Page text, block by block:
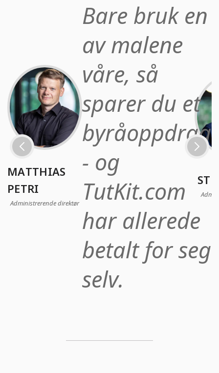
MATTHIAS
PETRI
Administrerende direktør
Bare bruk en
av malene
våre, så
sparer du et
byråoppdrag
- og
TutKit.com
har allerede
betalt for seg
selv.